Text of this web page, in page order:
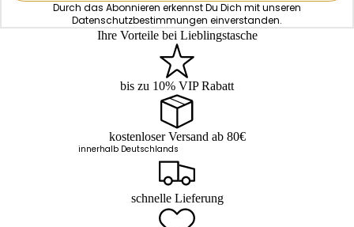
Durch das Abonnieren erkennst Du Dich mit unseren
Datenschutzbestimmungen einverstanden.
Ihre Vorteile bei Lieblingstasche
bis zu 10% VIP Rabatt
kostenloser Versand ab 80€
innerhalb Deutschlands
schnelle Lieferung